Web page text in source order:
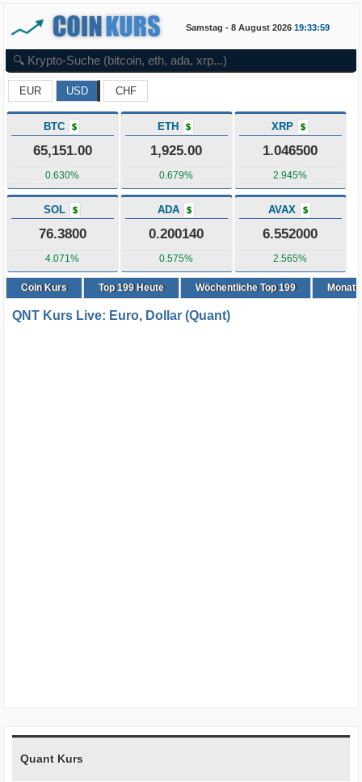
Samstag - 8 August 2026 19:33:59
EUR USD CHF
BTC $
65,151.00
0.630%
ETH $
1,925.00
0.679%
XRP $
1.046500
2.945%
SOL $
76.3800
4.071%
ADA $
0.200140
0.575%
AVAX $
6.552000
2.565%
Coin Kurs Top199Heute Wöchentliche Top 199
QNT Kurs Live: Euro, Dollar (Quant)
Quant Kurs